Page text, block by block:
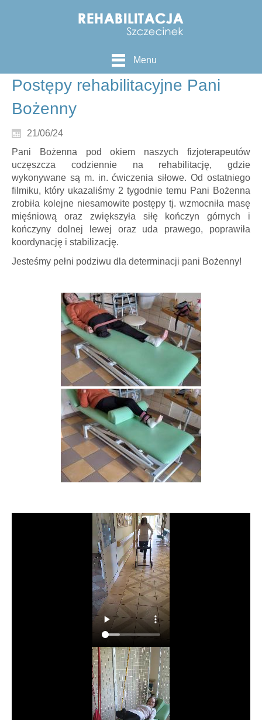
Menu
Postępy rehabilitacyjne Pani
Bożenny
21/06/24
Pani Bożenna pod okiem naszych fizjoterapeutów
uczęszcza codziennie na rehabilitację, gdzie
wykonywane są m. in. ćwiczenia siłowe. Od ostatniego
filmiku, który ukazaliśmy 2 tygodnie temu Pani Bożenna
zrobiła kolejne niesamowite postępy tj. wzmocniła masę
mięśniową oraz zwiększyła siłę kończyn górnych i
kończyny dolnej lewej oraz uda prawego, poprawiła
koordynację i stabilizację.
Jesteśmy pełni podziwu dla determinacji pani Bożenny!